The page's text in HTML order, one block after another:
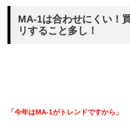
MA-1は合わせにくい！
リすること多し！
「今年はMA-1がトレンドですから」